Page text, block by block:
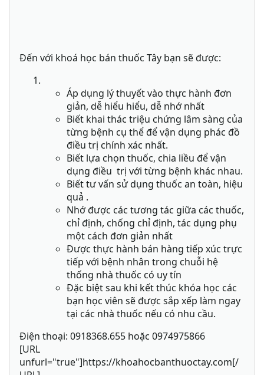
Đến với khoá học bán thuốc Tây bạn sẽ được:
Áp dụng lý thuyết vào thực hành đơn
giản, dễ hiểu hiểu, dễ nhớ nhất
Biết khai thác triệu chứng lâm sàng của
từng bệnh cụ thể để vận dụng phác đồ
điều trị chính xác nhất.
Biết lựa chọn thuốc, chia liều để vận
dụng điều trị với từng bệnh khác nhau.
Biết tư vấn sử dụng thuốc an toàn, hiệu
quả .
Nhớ được các tương tác giữa các thuốc,
chỉ định, chống chỉ định, tác dụng phụ
một cách đơn giản nhất
Được thực hành bán hàng tiếp xúc trực
tiếp với bệnh nhân trong chuỗi hệ
thống nhà thuốc có uy tín
Đặc biệt sau khi kết thúc khóa học các
bạn học viên sẽ được sắp xếp làm ngay
tại các nhà thuốc nếu có nhu cầu.
Điện thoại: 0918368.655 hoặc 0974975866
[URL
unfurl="true"]https://khoahocbanthuoctay.com[/